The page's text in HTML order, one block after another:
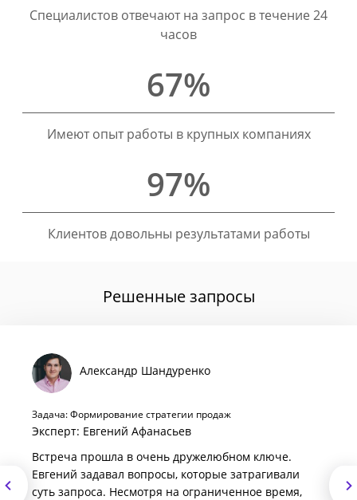
Специалистов отвечают на запрос в течение 24
часов
67%
Имеют опыт работы в крупных компаниях
97%
Клиентов довольны результатами работы
Решенные запросы
Александр Шандуренко
Задача: Формирование стратегии продаж
Эксперт: Евгений Афанасьев
Встреча прошла в очень дружелюбном ключе.
Евгений задавал вопросы, которые затрагивали
суть запроса. Несмотря на ограниченное время,